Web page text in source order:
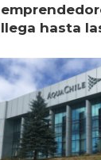
llega hasta
Escocia